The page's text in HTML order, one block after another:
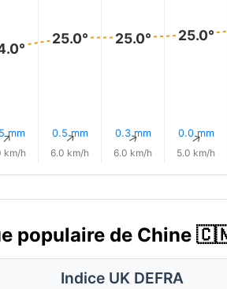
mm
↑
km/h
25.0°
0.5 mm
↑
6.0 km/h
25.0°
0.3 mm
↑
6.0 km/h
25.0°
0.0 mm
↑
5.0 km/h
populaire de Chine
Indice UK DEFRA